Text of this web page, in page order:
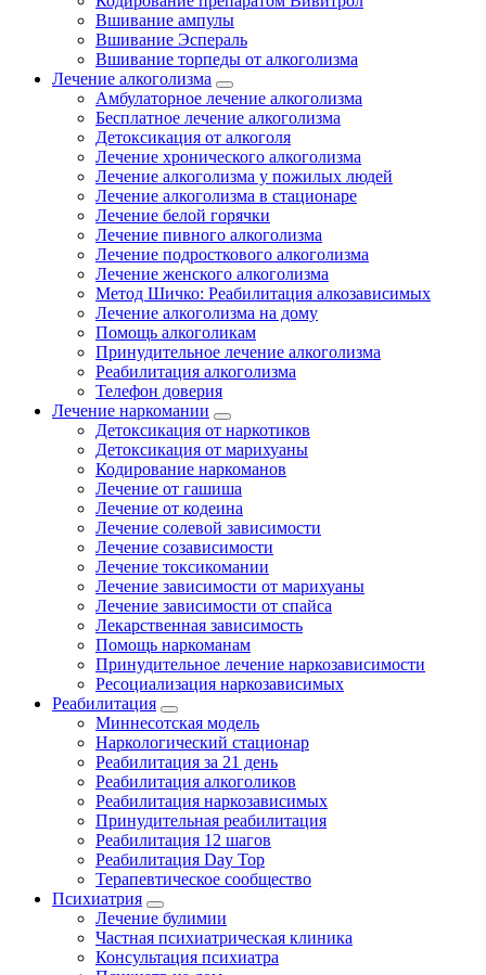
Вшивание ампулы
Вшивание Эспераль
Вшивание торпеды от алкоголизма
Лечение алкоголизма
Амбулаторное лечение алкоголизма
Бесплатное лечение алкоголизма
Детоксикация от алкоголя
Лечение хронического алкоголизма
Лечение алкоголизма у пожилых людей
Лечение алкоголизма в стационаре
Лечение белой горячки
Лечение пивного алкоголизма
Лечение подросткового алкоголизма
Лечение женского алкоголизма
Метод Шичко: Реабилитация алкозависимых
Лечение алкоголизма на дому
Помощь алкоголикам
Принудительное лечение алкоголизма
Реабилитация алкоголизма
Телефон доверия
Лечение наркомании
Детоксикация от наркотиков
Детоксикация от марихуаны
Кодирование наркоманов
Лечение от гашиша
Лечение от кодеина
Лечение солевой зависимости
Лечение созависимости
Лечение токсикомании
Лечение зависимости от марихуаны
Лечение зависимости от спайса
Лекарственная зависимость
Помощь наркоманам
Принудительное лечение наркозависимости
Ресоциализация наркозависимых
Реабилитация
Миннесотская модель
Наркологический стационар
Реабилитация за 21 день
Реабилитация алкоголиков
Реабилитация наркозависимых
Принудительная реабилитация
Реабилитация 12 шагов
Реабилитация Day Top
Терапевтическое сообщество
Психиатрия
Лечение булимии
Частная психиатрическая клиника
Консультация психиатра